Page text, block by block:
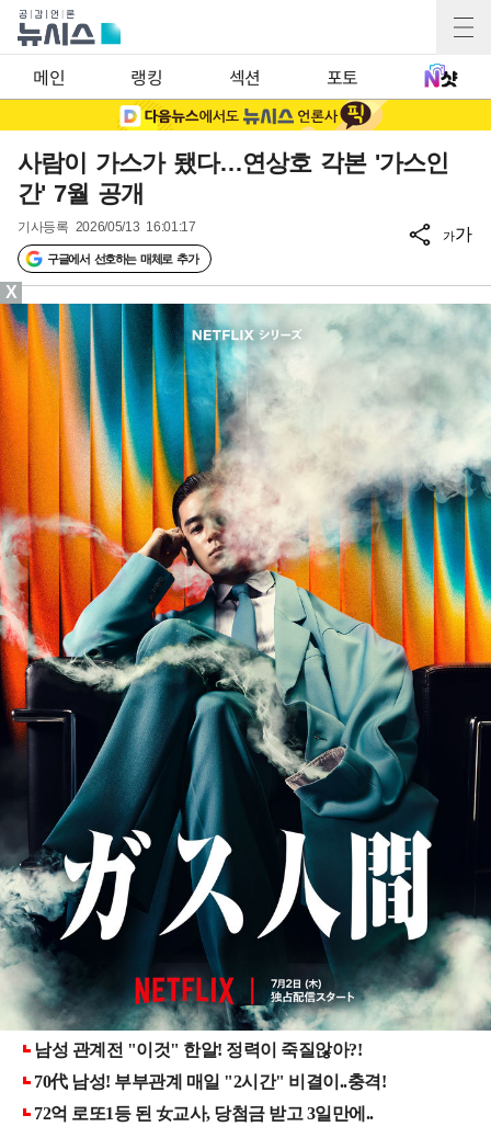
메인 랭킹 섹션 포토
사람이 가스가 됐다…연상호 각본 '가스인
간' 7월 공개
기사등록 2026/05/13 16:01:17
구글에서 선호하는 매체로 추가
가가
X